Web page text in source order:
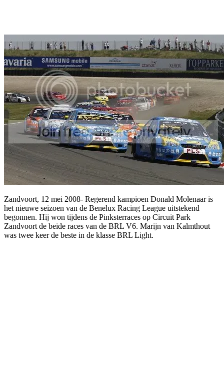
Zandvoort, 12 mei 2008- Regerend kampioen Donald Molenaar is
het nieuwe seizoen van de Benelux Racing League uitstekend
begonnen. Hij won tijdens de Pinksterraces op Circuit Park
Zandvoort de beide races van de BRL V6. Marijn van Kalmthout
was twee keer de beste in de klasse BRL Light.